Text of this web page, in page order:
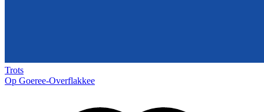
Trots
Op Goeree-Overflakkee